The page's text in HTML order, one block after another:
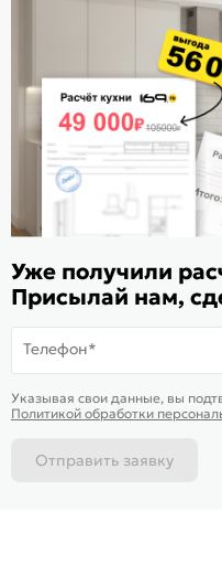
Стать дилером
Расскажите о нас
Оцените магазин
ИКС 1180
© 2015—2026 Интернет-
Пользовательское
Политика обработки
Карта сайта
технологии
Уже получили
Присылай нам,
Телефон*
Указывая свои данные, вы
Политикой обработки
Отправить заявку